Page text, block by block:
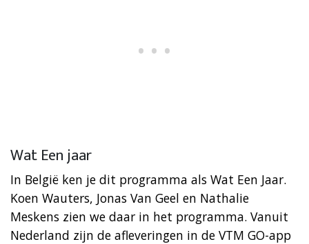
Wat Een jaar
In België ken je dit programma als Wat Een Jaar.
Koen Wauters, Jonas Van Geel en Nathalie
Meskens zien we daar in het programma. Vanuit
Nederland zijn de afleveringen in de VTM GO-app